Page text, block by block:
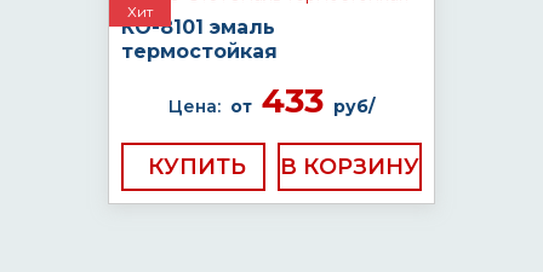
Хит
КО-8101 эмаль
термостойкая
Цена: от 433 руб/
КУПИТЬ